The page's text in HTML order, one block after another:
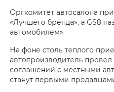
Оргкомитет автосалона
«Лучшего бренда», а GS8
автомобилем».
На фоне столь теплого
автопроизводитель
соглашений с местными
станут первыми